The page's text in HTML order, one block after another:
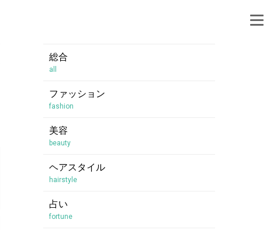
総合
all
ファッション
fashion
美容
beauty
ヘアスタイル
hairstyle
占い
fortune